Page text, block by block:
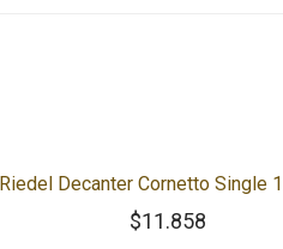
Riedel Decanter Cornetto Single
$11.858